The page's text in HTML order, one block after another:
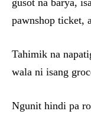
gusot na barya,
pawnshop ticket,
Tahimik na
wala ni isang
Ngunit hindi pa